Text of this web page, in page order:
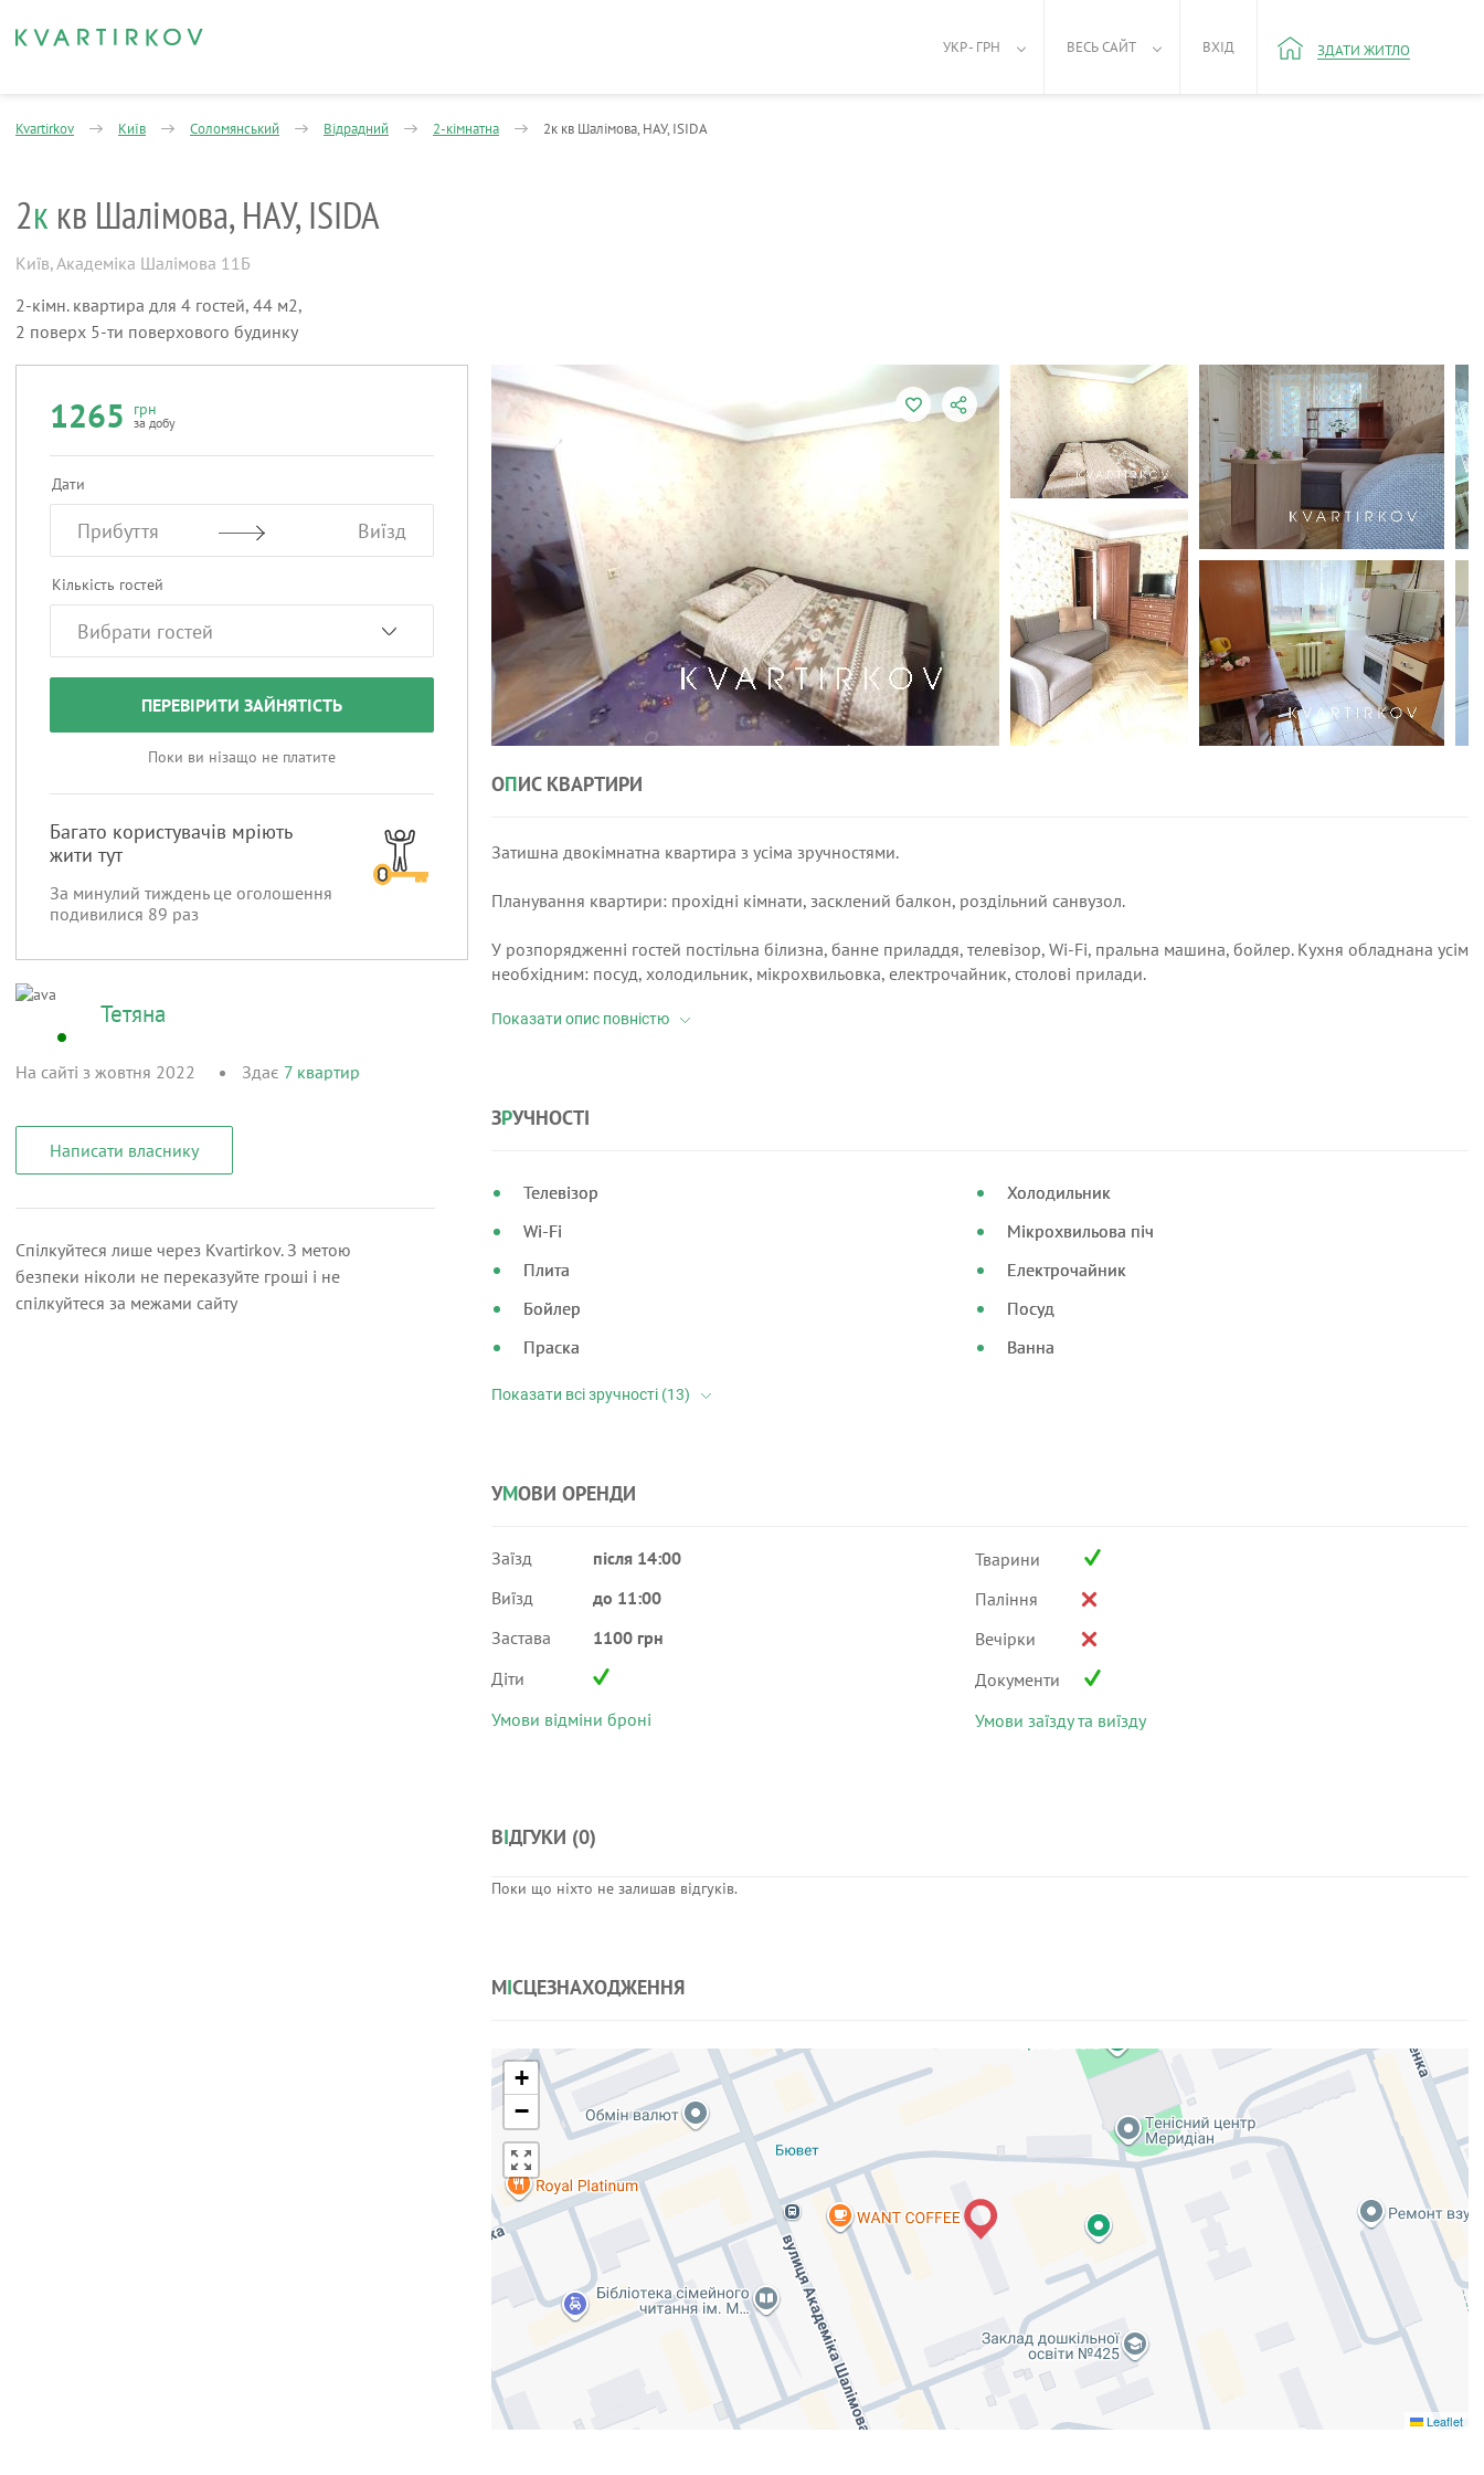
УКР - ГРН ВЕСЬ САЙТ ВХІД ЗДАТИ ЖИТЛО
Kvartirkov Київ Соломянський Відрадний 2-кімнатна 2к кв Шалімова, НАУ, ISIDA
2к кв Шалімова, НАУ, ISIDA
Київ,Академіка Шалімова 11Б
2-кімн. квартира для 4 гостей, 44 м2,
2 поверх 5-ти поверхового будинку
1265 грн
за добу
Дати
Прибуття Виїзд
Кількість гостей
ПЕРЕВІРИТИ ЗАЙНЯТІСТЬ
Поки ви нізащо не платите
Багато користувачів мріють
жити тут
За минулий тиждень це оголошення
подивилися 89 раз
Тетяна
На сайті з жовтня 2022 Здає 7 квартир
Написати власнику
Спілкуйтеся лише через Kvartirkov. З метою
безпеки ніколи не переказуйте гроші і не
спілкуйтеся за межами сайту
ОПИС КВАРТИРИ
Затишна двокімнатна квартира з усіма зручностями.
Планування квартири: прохідні кімнати, засклений балкон, роздільний санвузол.
У розпорядженні гостей постільна білизна, банне приладдя, телевізор, Wi-Fi, пральна машина, бойлер. Кухня обладнана усім
необхідним: посуд, холодильник, мікрохвильовка, електрочайник, столові прилади.
ЗРУЧНОСТІ
Телевізор
Wi-Fi
Плита
Бойлер
Праска
Холодильник
Мікрохвильова піч
Електрочайник
Посуд
Ванна
УМОВИ ОРЕНДИ
Заїзд
після 14:00
Виїзд
до 11:00
Застава
1100 грн
Діти
Умови відміни броні
Тварини
Паління
Вечірки
Документи
Умови заїзду та виїзду
ВІДГУКИ (0)
Поки що ніхто не залишав відгуків.
МІСЦЕЗНАХОДЖЕННЯ
+
−
Leaflet